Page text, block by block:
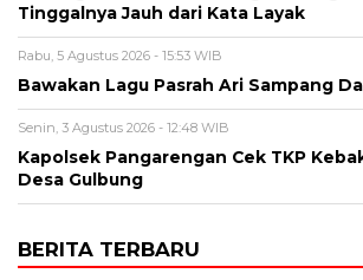
Tinggalnya Jauh dari Kata Layak
Rabu, 5 Agustus 2026 - 15:53 WIB
Bawakan Lagu Pasrah Ari Sampang
Senin, 3 Agustus 2026 - 12:48 WIB
Kapolsek Pangarengan Cek TKP
Desa Gulbung
BERITA TERBARU